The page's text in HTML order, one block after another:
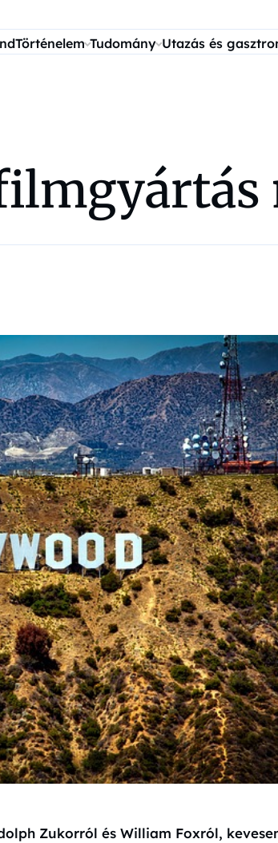
Történelem Tudomány Utazás és
Zukorról és William Foxról,